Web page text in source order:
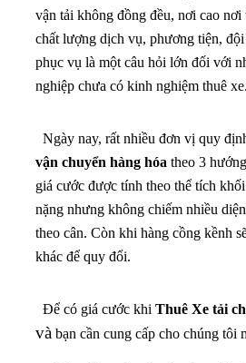
vận tải không đồng đều, nơi cao nơi
chất lượng dịch vụ, phương tiện,
phục vụ là một câu hỏi lớn đối với
nghiệp chưa có kinh nghiệm thuê xe.
Ngày nay, rất nhiều đơn vị quy
vận chuyển hàng hóa theo 3
giá cước được tính theo thể tích
nặng nhưng không chiếm nhiều
theo cân. Còn khi hàng cồng kềnh
khác để quy đổi.
Để có giá cước khi Thuê Xe tải
và bạn cần cung cấp cho chúng tôi